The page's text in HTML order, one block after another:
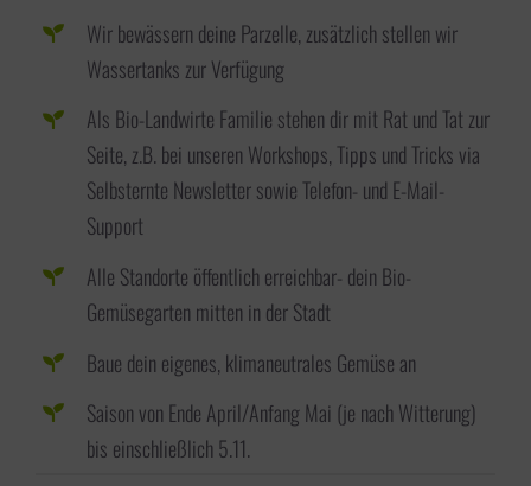
Wir bewässern deine Parzelle, zusätzlich stellen wir
Wassertanks zur Verfügung
Als Bio-Landwirte Familie stehen dir mit Rat und Tat zur
Seite, z.B. bei unseren Workshops, Tipps und Tricks via
Selbsternte Newsletter sowie Telefon- und E-Mail-
Support
Alle Standorte öffentlich erreichbar- dein Bio-
Gemüsegarten mitten in der Stadt
Baue dein eigenes, klimaneutrales Gemüse an
Saison von Ende April/Anfang Mai (je nach Witterung)
bis einschließlich 5.11.